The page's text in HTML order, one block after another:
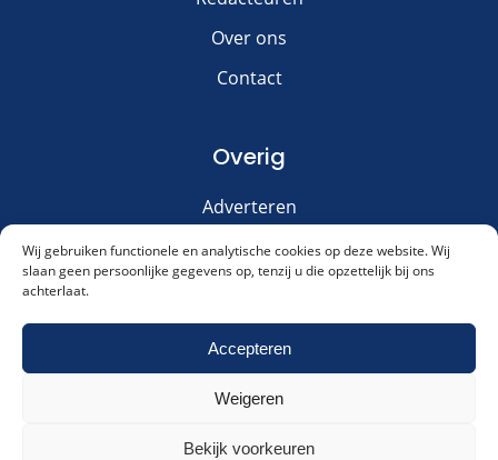
Wij gebruiken functionele en analytische cookies op deze website. Wij
slaan geen persoonlijke gegevens op, tenzij u die opzettelijk bij ons
achterlaat.
Accepteren
Weigeren
Bekijk voorkeuren
Over ons
Contact
Overig
Adverteren
Disclaimer
Privacy & Cookies
Meld je aan voor onze nieuwsbrief!
Akkoord met onsprivacybeleid
Meld me aan!